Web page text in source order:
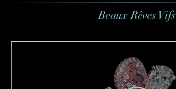
Beaux Rêves Vifs